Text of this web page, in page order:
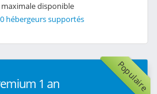
maximale disponible
hébergeurs supportés
Populaire
1 an